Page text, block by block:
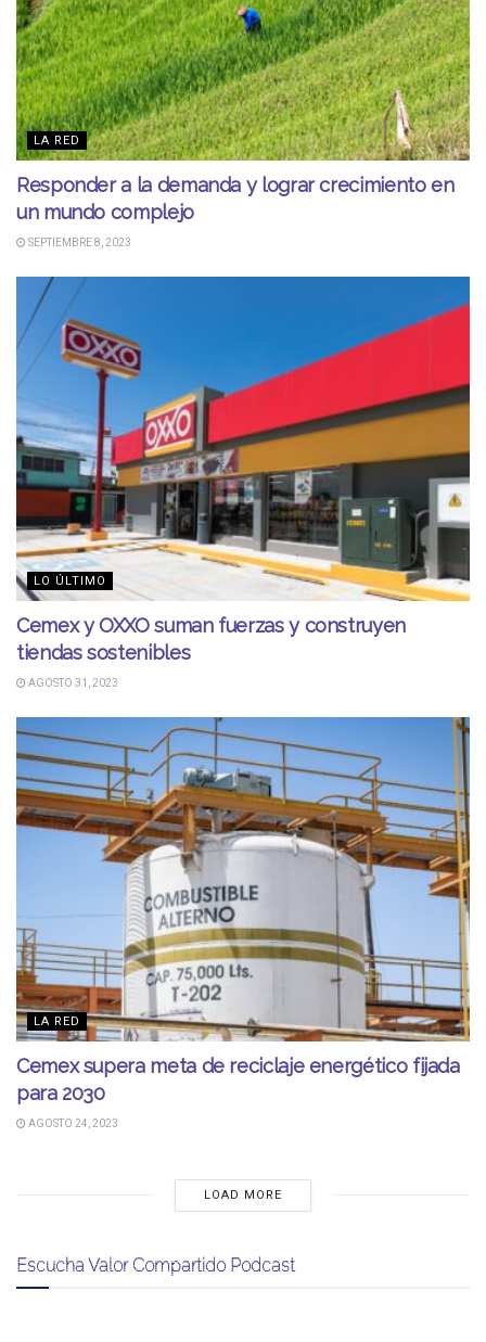
LA RED
Responder a la demanda y lograr crecimiento en
un mundo complejo
SEPTIEMBRE 8, 2023
LO ÚLTIMO
Cemex y OXXO suman fuerzas y construyen
tiendas sostenibles
AGOSTO 31, 2023
LA RED
Cemex supera meta de reciclaje energético fijada
para 2030
AGOSTO 24, 2023
LOAD MORE
Escucha Valor Compartido Podcast